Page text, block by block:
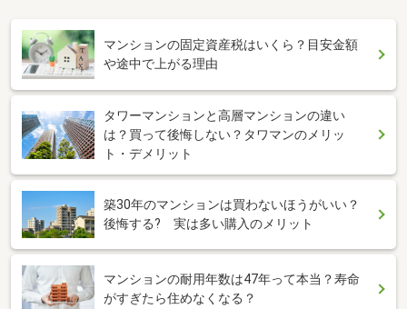
マンションの固定資産税はいくら？目安金額
や途中で上がる理由
タワーマンションと高層マンションの違い
は？買って後悔しない？タワマンのメリッ
ト・デメリット
築30年のマンションは買わないほうがいい？
後悔する? 実は多い購入のメリット
マンションの耐用年数は47年って本当？寿命
がすぎたら住めなくなる？